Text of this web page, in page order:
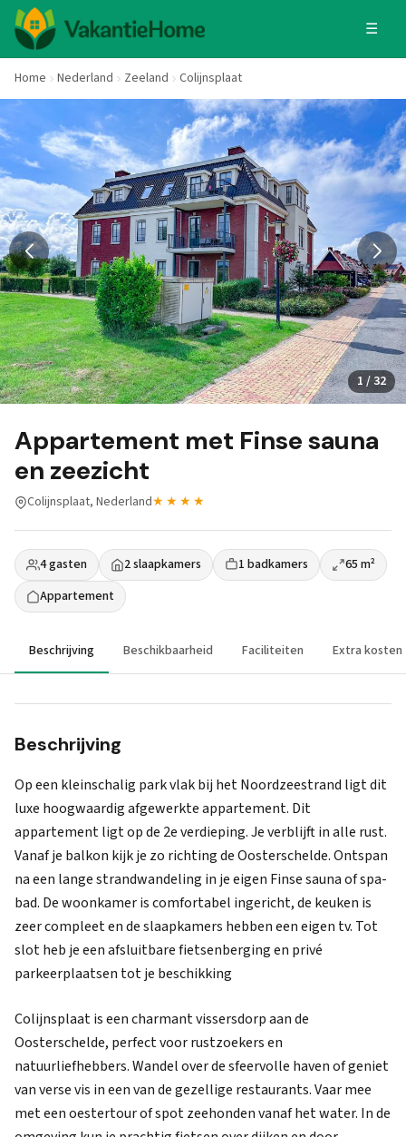
☰
Home Nederland Zeeland Colijnsplaat
1 / 32
Appartement met Finse sauna
en zeezicht
Colijnsplaat, Nederland★★★★
4 gasten 2 slaapkamers 1 badkamers
65 m²
Appartement
Beschrijving Beschikbaarheid Faciliteiten Extra kosten
Beschrijving
Op een kleinschalig park vlak bij het Noordzeestrand ligt dit
luxe hoogwaardig afgewerkte appartement. Dit
appartement ligt op de 2e verdieping. Je verblijft in alle rust.
Vanaf je balkon kijk je zo richting de Oosterschelde. Ontspan
na een lange strandwandeling in je eigen Finse sauna of spa-
bad. De woonkamer is comfortabel ingericht, de keuken is
zeer compleet en de slaapkamers hebben een eigen tv. Tot
slot heb je een afsluitbare fietsenberging en privé
parkeerplaatsen tot je beschikking
Colijnsplaat is een charmant vissersdorp aan de
Oosterschelde, perfect voor rustzoekers en
natuurliefhebbers. Wandel over de sfeervolle haven of geniet
van verse vis in een van de gezellige restaurants. Vaar mee
met een oestertour of spot zeehonden vanaf het water. In de